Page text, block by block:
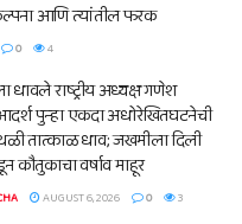
आणि त्यांतील फरक
0 4
धावले राष्ट्रीय अध्यक्ष गणेश
पुन्हा एकदा अधोरेखितघटनेची
तात्काळ धाव; जखमीला दिली
कौतुकाचा वर्षाव माहूर
AUGUST 6, 2026 0 3